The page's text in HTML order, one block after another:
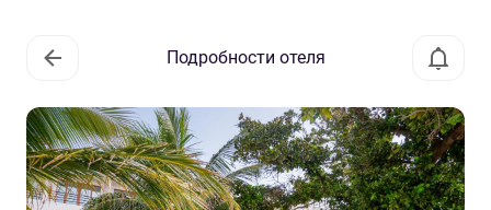
Подробности отеля